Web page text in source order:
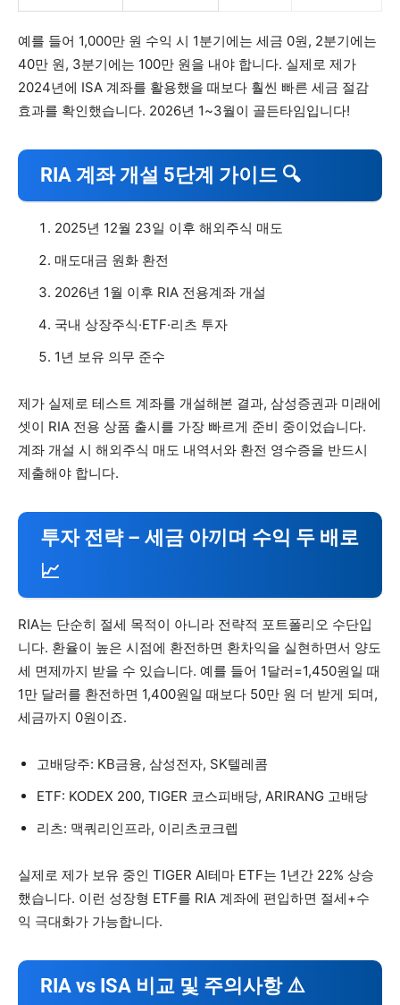
예를 들어 1,000만 원 수익 시 1분기에는 세금 0원, 2분기에는
40만 원, 3분기에는 100만 원을 내야 합니다. 실제로 제가
2024년에 ISA 계좌를 활용했을 때보다 훨씬 빠른 세금 절감
효과를 확인했습니다. 2026년 1~3월이 골든타임입니다!
RIA 계좌 개설 5단계 가이드 🔍
2025년 12월 23일 이후 해외주식 매도
매도대금 원화 환전
2026년 1월 이후 RIA 전용계좌 개설
국내 상장주식·ETF·리츠 투자
1년 보유 의무 준수
제가 실제로 테스트 계좌를 개설해본 결과, 삼성증권과 미래에
셋이 RIA 전용 상품 출시를 가장 빠르게 준비 중이었습니다.
계좌 개설 시 해외주식 매도 내역서와 환전 영수증을 반드시
제출해야 합니다.
투자 전략 – 세금 아끼며 수익 두 배로
📈
RIA는 단순히 절세 목적이 아니라 전략적 포트폴리오 수단입
니다. 환율이 높은 시점에 환전하면 환차익을 실현하면서 양도
세 면제까지 받을 수 있습니다. 예를 들어 1달러=1,450원일 때
1만 달러를 환전하면 1,400원일 때보다 50만 원 더 받게 되며,
세금까지 0원이죠.
고배당주: KB금융, 삼성전자, SK텔레콤
ETF: KODEX 200, TIGER 코스피배당, ARIRANG 고배당
리츠: 맥쿼리인프라, 이리츠코크렙
실제로 제가 보유 중인 TIGER AI테마 ETF는 1년간 22% 상승
했습니다. 이런 성장형 ETF를 RIA 계좌에 편입하면 절세+수
익 극대화가 가능합니다.
RIA vs ISA 비교 및 주의사항 ⚠️